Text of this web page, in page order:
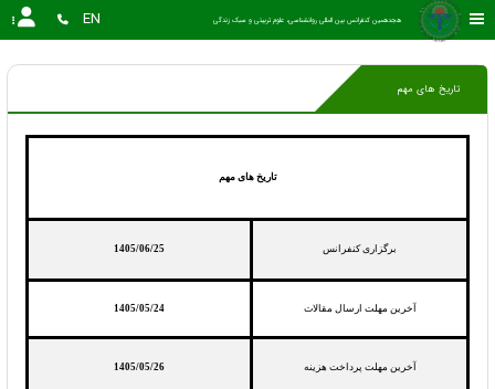
هجدهمین کنفرانس بین المللی روانشناسی، علوم تربیتی و سبک زندگی EN
تاریخ های مهم
تاریخ های مهم
برگزاری کنفرانس 1405/06/25
آخرین مهلت ارسال مقالات 1405/05/24
آخرین مهلت پرداخت هزینه 1405/05/26